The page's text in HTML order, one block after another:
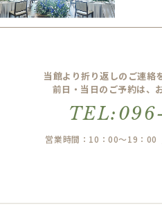
当館より折り返しのご連絡
前日・当日のご予約は、
営業時間：10：00～19：